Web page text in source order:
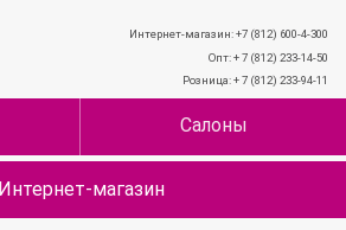
Интернет-магазин: +7 (812) 600-4-300
Опт: + 7 (812) 233-14-50
Розница: + 7 (812) 233-94-11
Салоны
Интернет-магазин